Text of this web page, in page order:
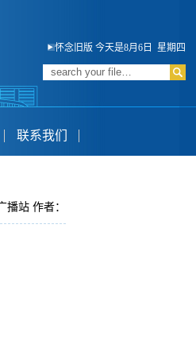
怀念旧版 今天是8月6日 星期四
联系我们
播站 作者：